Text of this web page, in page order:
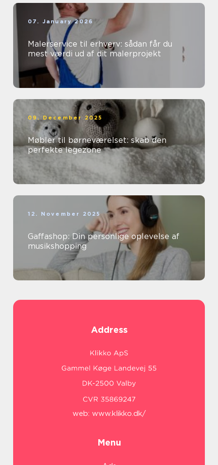
07. January 2026
Malerservice til erhverv: sådan får du
mest værdi ud af dit malerprojekt
09. December 2025
Møbler til børneværelset: skab den
perfekte legezone
12. November 2025
Gaffashop: Din personlige oplevelse af
musikshopping
Address
web: www.klikko.dk/
Menu